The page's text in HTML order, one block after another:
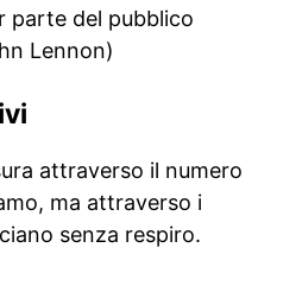
parte del pubblico
Lennon)
attraverso il numero
ma attraverso i
senza respiro.